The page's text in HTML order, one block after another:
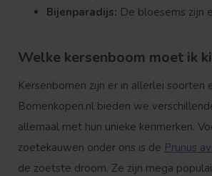
Bijenparadijs: De bloesems zijn
Welke kersenboom moet ik
Kersenbomen zijn er in allerlei soorten
Bomenkopen.nl bieden we
allemaal met hun unieke kenmerken.
zoetekauwen onder ons is de Prunus
de zoetste droom. Ze zijn mega